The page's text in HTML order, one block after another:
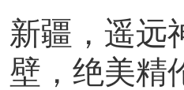
新疆，遥远
壁，绝美精